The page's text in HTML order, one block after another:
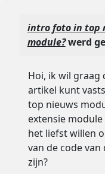
intro foto in top
module?werd
Hoi, ik wil graag
artikel kunt
top nieuws
extensie
het liefst willen
van de code
zijn?